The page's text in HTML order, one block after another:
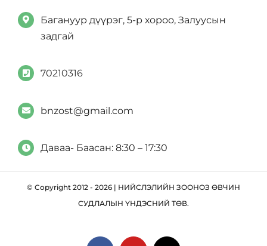
Багануур дүүрэг, 5-р хороо, Залуусын
задгай
70210316
bnzost@gmail.com
Даваа- Баасан: 8:30 – 17:30
© Copyright 2012 - 2026 | НИЙСЛЭЛИЙН ЗООНОЗ ӨВЧИН
СУДЛАЛЫН ҮНДЭСНИЙ ТӨВ.